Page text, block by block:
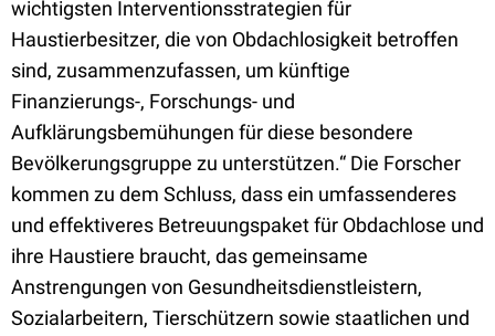
wichtigsten Interventionsstrategien für
Haustierbesitzer, die von Obdachlosigkeit betroffen
sind, zusammenzufassen, um künftige
Finanzierungs-, Forschungs- und
Aufklärungsbemühungen für diese besondere
Bevölkerungsgruppe zu unterstützen.“ Die Forscher
kommen zu dem Schluss, dass ein umfassenderes
und effektiveres Betreuungspaket für Obdachlose und
ihre Haustiere braucht, das gemeinsame
Anstrengungen von Gesundheitsdienstleistern,
Sozialarbeitern, Tierschützern sowie staatlichen und